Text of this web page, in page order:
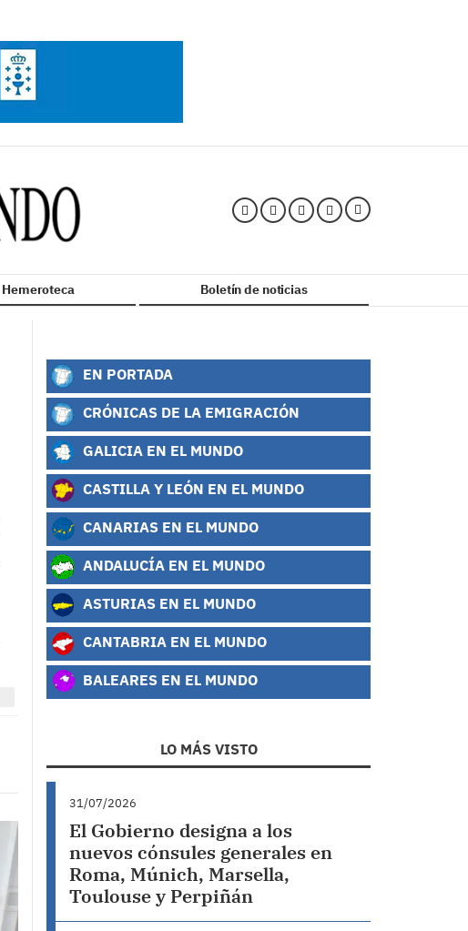
Hemeroteca Boletín de noticias
EN PORTADA
CRÓNICAS DE LA EMIGRACIÓN
GALICIA EN EL MUNDO
CASTILLA Y LEÓN EN EL MUNDO
CANARIAS EN EL MUNDO
ANDALUCÍA EN EL MUNDO
ASTURIAS EN EL MUNDO
CANTABRIA EN EL MUNDO
BALEARES EN EL MUNDO
LO MÁS VISTO
31/07/2026
El Gobierno designa a los
nuevos cónsules generales en
Roma, Múnich, Marsella,
Toulouse y Perpiñán